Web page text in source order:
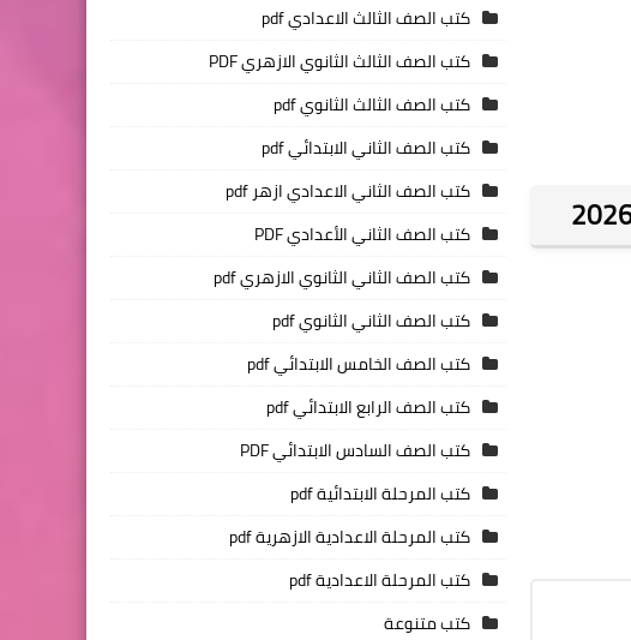
كتب الصف الثالث الاعدادي pdf
كتب الصف الثالث الثانوي الازهري PDF
كتب الصف الثالث الثانوي pdf
كتب الصف الثاني الابتدائي pdf
كتب الصف الثاني الاعدادي ازهر pdf
كتب الصف الثاني الأعدادي PDF
كتب الصف الثاني الثانوي الازهري pdf
كتب الصف الثاني الثانوي pdf
كتب الصف الخامس الابتدائي pdf
كتب الصف الرابع الابتدائي pdf
كتب الصف السادس الابتدائي PDF
كتب المرحلة الابتدائية pdf
كتب المرحلة الاعدادية الازهرية pdf
كتب المرحلة الاعدادية pdf
كتب متنوعة